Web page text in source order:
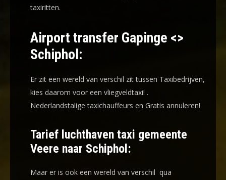
taxiritten.
Airport transfer Gapinge <>
Schiphol:
Er zit een wereld van verschil zit tussen Taxibedrijven,
kies daarom voor een vliegveldtaxi! .
Nederlandstalige taxichauffeurs en Gratis annuleren!
Tarief luchthaven taxi gemeente
Veere naar Schiphol:
Maar er is ook een wereld van verschil qua